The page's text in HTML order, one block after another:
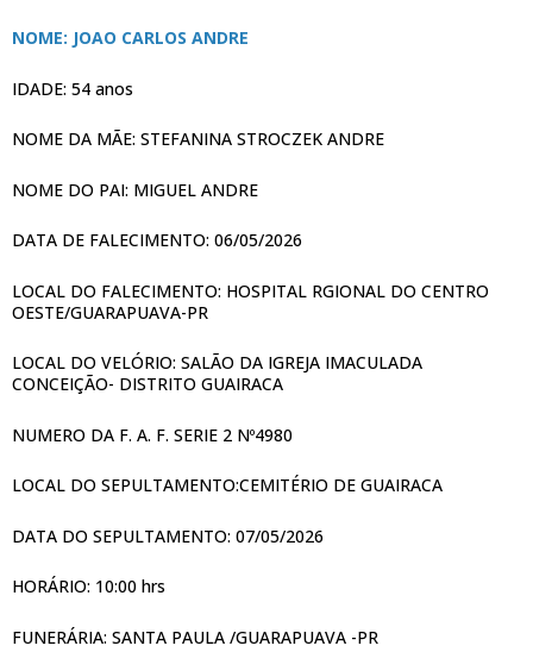
NOME: JOAO CARLOS ANDRE
IDADE: 54 anos
NOME DA MÃE: STEFANINA STROCZEK ANDRE
NOME DO PAI: MIGUEL ANDRE
DATA DE FALECIMENTO: 06/05/2026
LOCAL DO FALECIMENTO: HOSPITAL RGIONAL DO CENTRO
OESTE/GUARAPUAVA-PR
LOCAL DO VELÓRIO: SALÃO DA IGREJA IMACULADA
CONCEIÇÃO- DISTRITO GUAIRACA
NUMERO DA F. A. F. SERIE 2 Nº4980
LOCAL DO SEPULTAMENTO:CEMITÉRIO DE GUAIRACA
DATA DO SEPULTAMENTO: 07/05/2026
HORÁRIO: 10:00 hrs
FUNERÁRIA: SANTA PAULA /GUARAPUAVA -PR